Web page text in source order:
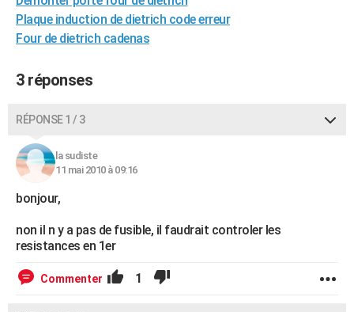
GUIDES D'ACHAT
BONS PLANS
COPAINS D'AVANT
S'inscrire
Se connecter
Lycées
Collèges
Primaires
Universités
Entreprises
Service militaire
Avis de recherche
AVIS DE DÉCÈS
FORUM
Plaque induction de dietrich code erreur
Four de dietrich cadenas
3 réponses
RÉPONSE 1 / 3
la sudiste
11 mai 2010 à 09:16
bonjour,
non il n y a pas de fusible, il faudrait controler les
resistances en 1er
Commenter 1